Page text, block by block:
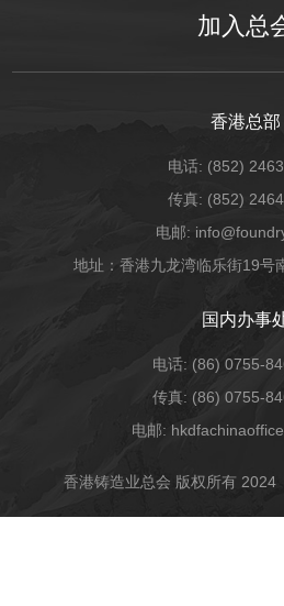
加入总
香港总部
电话: (852)
传真: (852)
电邮:
地址：香港九龙湾临乐街19号
国内办事
电话: (86) 0755-
传真: (86) 0755-
电邮:
香港铸造业总会 版权所有 2024